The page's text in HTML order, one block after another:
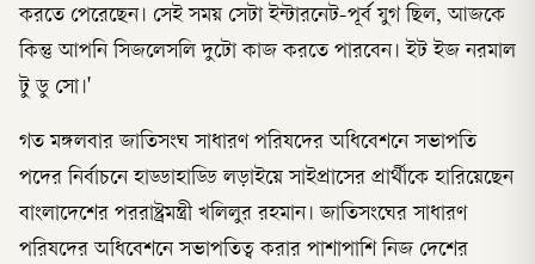
করতে পেরেছেন। সেই সময় সেটা ইন্টারনেট-পূর্ব যুগ ছিল, আজকে
কিন্তু আপনি সিজলেসলি দুটো কাজ করতে পারবেন। ইট ইজ নরমাল
টু ডু সো।'
গত মঙ্গলবার জাতিসংঘ সাধারণ পরিষদের অধিবেশনে সভাপতি
পদের নির্বাচনে হাড্ডাহাড্ডি লড়াইয়ে সাইপ্রাসের প্রার্থীকে হারিয়েছেন
বাংলাদেশের পররাষ্ট্রমন্ত্রী খলিলুর রহমান। জাতিসংঘের সাধারণ
পরিষদের অধিবেশনে সভাপতিত্ব করার পাশাপাশি নিজ দেশের